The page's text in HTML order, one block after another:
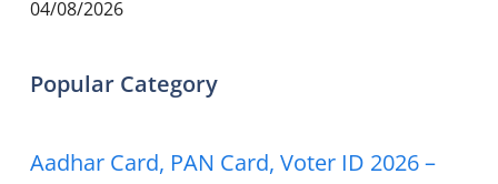
04/08/2026
Popular Category
Aadhar Card, PAN Card, Voter ID 2026 –